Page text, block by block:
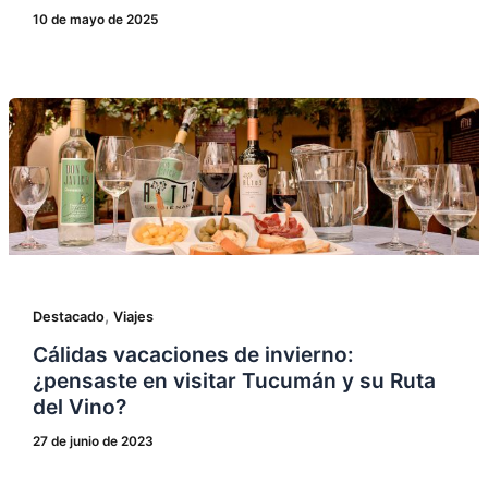
10 de mayo de 2025
Destacado, Viajes
Cálidas vacaciones de invierno:
¿pensaste en visitar Tucumán y su Ruta
del Vino?
27 de junio de 2023